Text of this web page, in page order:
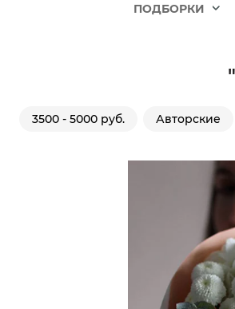
ПОДБОРКИ
3500 - 5000 руб. Авторские